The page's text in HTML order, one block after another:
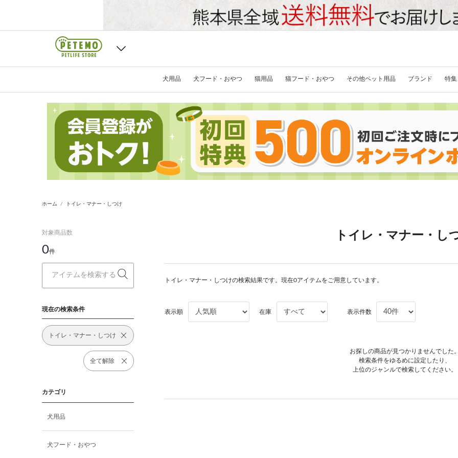
犬用品 犬フード・おやつ 猫用品 猫フード・おやつ その他ペット用品 ブランド 特集
ホーム トイレ・マナー・しつけ
対象商品数
0件
現在の検索条件
トイレ・マナー・しつけ
全て解除
カテゴリ
犬用品
犬フード・おやつ
トイレ・マナー・し
トイレ・マナー・しつけの検索結果です。現在0アイテムをご用意しています。
表示順 在庫 表示件数
お探しの商品が見つかりませんでした
検索条件をゆるめに設定したり、
上位のジャンルで検索してください。